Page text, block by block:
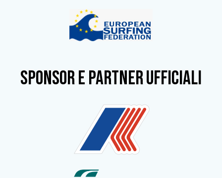
SPONSOR e partner ufficiali